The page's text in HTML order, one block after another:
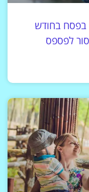
בפסח בחודש